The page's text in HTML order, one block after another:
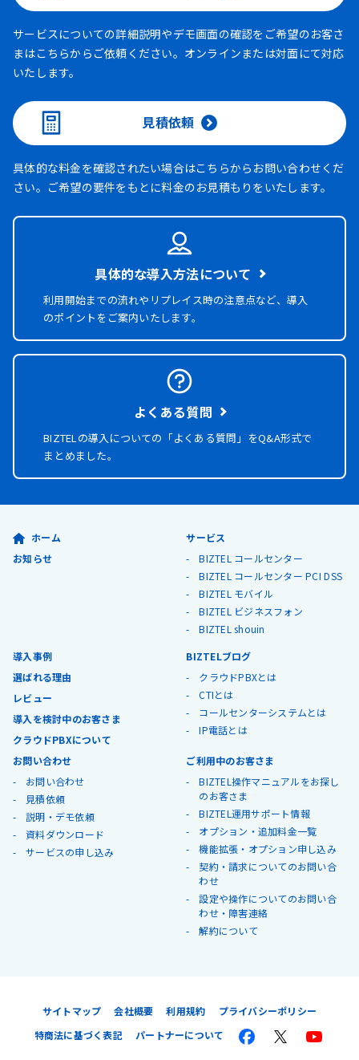
サービスについての詳細説明やデモ画面の確認をご希望のお客さ
まはこちらからご依頼ください。オンラインまたは対面にて対応
いたします。
見積依頼
具体的な料金を確認されたい場合はこちらからお問い合わせくだ
さい。ご希望の要件をもとに料金のお見積もりをいたします。
具体的な導入方法について
利用開始までの流れやリプレイス時の注意点など、導入
のポイントをご案内いたします。
よくある質問
BIZTELの導入についての「よくある質問」をQ&A形式で
まとめました。
ホーム
お知らせ
サービス
BIZTEL コールセンター
BIZTEL コールセンター PCI DSS
BIZTEL モバイル
BIZTEL ビジネスフォン
BIZTEL shouin
導入事例
選ばれる理由
レビュー
導入を検討中のお客さま
クラウドPBXについて
BIZTELブログ
クラウドPBXとは
CTIとは
コールセンターシステムとは
IP電話とは
お問い合わせ
お問い合わせ
見積依頼
説明・デモ依頼
資料ダウンロード
サービスの申し込み
ご利用中のお客さま
BIZTEL操作マニュアルをお探し
のお客さま
BIZTEL運用サポート情報
オプション・追加料金一覧
機能拡張・オプション申し込み
契約・請求についてのお問い合
わせ
設定や操作についてのお問い合
わせ・障害連絡
解約について
サイトマップ 会社概要 利用規約
プライバシーポリシー
特商法に基づく表記
パートナーについて